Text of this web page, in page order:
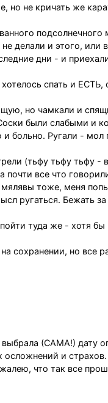
но не кричать же
делали и этого, или
дни - и
спать и
но чамкали и
были слабыми и
больно. Ругали -
(тьфу тьфу тьфу
все что
мялявы тоже, меня
ругаться. Бежать
туда же - хотя
сохранении, но все
(САМА!) дату
осложнений и страхов.
что так все